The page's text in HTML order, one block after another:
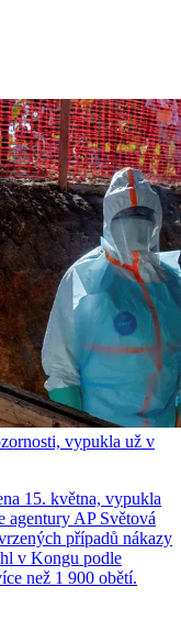
vypukla už v
15. května, vypukla
AP Světová
případů nákazy
v Kongu podle
než 1 900 obětí.